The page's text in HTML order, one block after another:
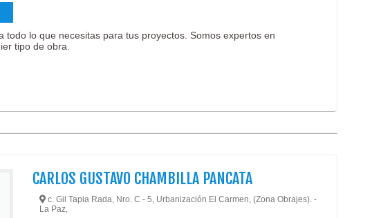
todo lo que necesitas para tus proyectos. Somos expertos en
tipo de obra.
CARLOS GUSTAVO CHAMBILLA PANCATA
c. Gil Tapia Rada, Nro. C - 5, Urbanización El Carmen, (Zona Obrajes). -
La Paz,